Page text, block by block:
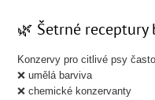
🌿 Šetrné receptury
Konzervy pro citlivé psy
❌ umělá barviva
❌ chemické konzervanty